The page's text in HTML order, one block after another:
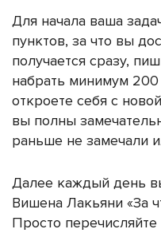
Для начала ваша
пунктов, за что вы
получается сразу,
набрать минимум
откроете себя с
вы полны
раньше не замечали
Далее каждый день
Вишена Лакьяни «За
Просто